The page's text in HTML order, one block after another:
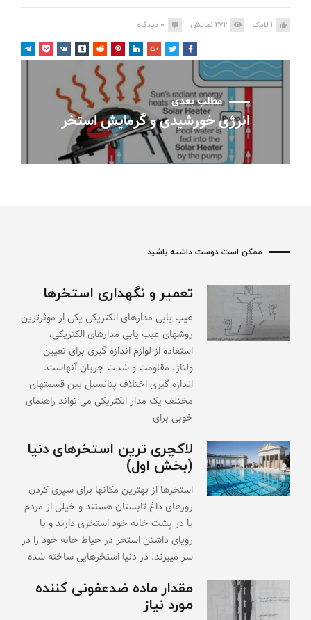
1 لایک 272نمایش 0 دیدگاه
مطلب بعدی
انرژی خورشیدی و گرمایش استخر
ممکن است دوست داشته باشید
تعمیر و نگهداری استخرها
عیب یابی مدارهای الکتریکی یکی از موثرترین
روشهای عیب یابی مدارهای الکتریکی،
استفاده از لوازم اندازه گیری برای تعیین
ولتاژ، مقاومت و شدت جریان آنهاست.
اندازه گیری اختلاف پتانسیل بین قسمتهای
مختلف یک مدار الکتریکی می تواند راهنمای
خوبی برای
لاکچری ترین استخرهای دنیا
(بخش اول)
استخرها از بهترین مکانها برای سپری کردن
روزهای داغ تابستان هستند و خیلی از مردم
یا در پشت خانه خود استخری دارند و یا
رویای داشتن استخر در حیاط خانه خود را در
سر میبرند. در دنیا استخرهایی ساخته شده
مقدار ماده ضدعفونی کننده
مورد نیاز